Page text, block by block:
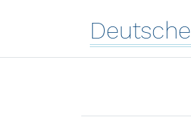
Deutsche